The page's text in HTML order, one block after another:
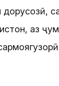
дорусозӣ,
аз